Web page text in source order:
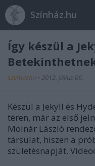
Színház.hu
Így készül a
szinhazhu • 2012. július 06.
Készül a Jekyll és
téren, már az első
Molnár László
társulat, hiszen a
születésnapját.